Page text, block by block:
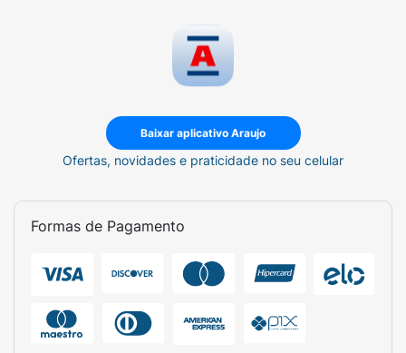
Baixar aplicativo Araujo
Ofertas, novidades e praticidade no seu celular
Formas de Pagamento